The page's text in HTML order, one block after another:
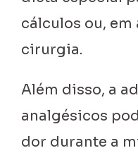
cálculos ou, em
cirurgia.
Além disso, a
analgésicos
dor durante a